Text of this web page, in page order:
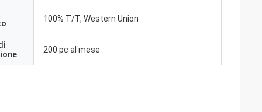
100% T/T, Western Union
200 pc al mese